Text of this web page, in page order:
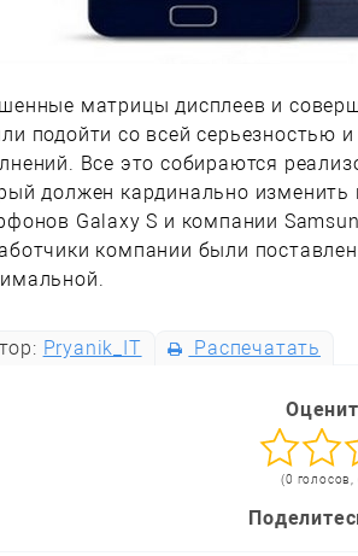
матрицы дисплеев и
подойти со всей серьезностью
Все это собираются
должен кардинально изменить
Galaxy S и компании
компании были
Pryanik_IT Распечатать
(0 голосов,